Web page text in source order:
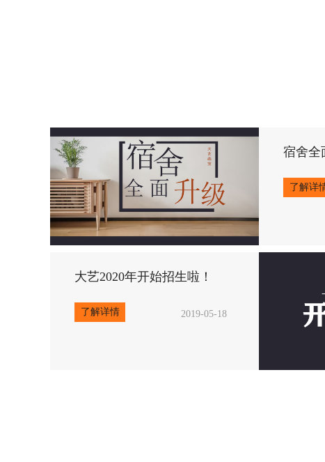
大艺2020年开始招生啦！
了解详情 2019-05-18
部招生简章
2019-05-18